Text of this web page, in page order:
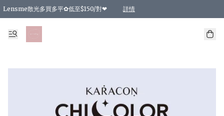
Lensme散光多買多平✿低至$150/對❤ 詳情
台灣Karacon⁩✧日拋 特價清貨❁⃘
日本韓國多款日/月拋現貨☼ 特價❤︎數量有限 售完即止
🇰🇷韓國多款月拋現貨 特價兩對$99✿數量有限 售完即止♫
精選商品，任選買2件或以上9 折；買4件或以上85 折；買6件或以上8 折
精選商品，任選買2件HKD 140.00；買4件HKD 260.00
精選商品，任選買2件HKD 190.00；買4件HKD 360.00
精選商品，任選買2件HKD 110.00；買4件HKD 180.00
精選商品，任選買2件HKD 170.00；買4件HKD 320.00
精選商品，任選買2件或以上減HKD 148.00
精選商品，任選買2件或以上減HKD 148.00
精選商品，任選買2件或以上95 折；買4件或以上9 折；買6件或以上85 折；買8件
精選商品，任選買12件或以上87 折
精選商品，任選買2件或以上減HKD 16.00；買4件或以上減HKD 32.00；買6
精選商品，任選買2件或以上95 折；買4件或以上9 折；買8件或以上85 折；買12
購物滿 HKD 800.00即享免運費優惠！（適用於 特定的送貨方式 )